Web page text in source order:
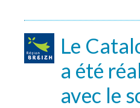
Le
a été
avec le